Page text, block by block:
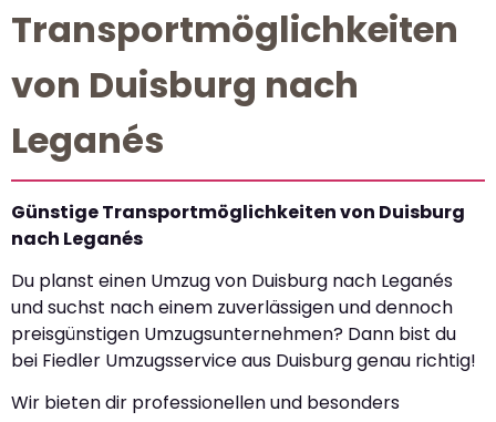
Transportmöglichkeiten
von Duisburg nach
Leganés
Günstige Transportmöglichkeiten von Duisburg
nach Leganés
Du planst einen Umzug von Duisburg nach Leganés
und suchst nach einem zuverlässigen und dennoch
preisgünstigen Umzugsunternehmen? Dann bist du
bei Fiedler Umzugsservice aus Duisburg genau richtig!
Wir bieten dir professionellen und besonders